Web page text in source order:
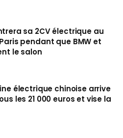
sa 2CV électrique au
pendant que BMW et
le salon
électrique chinoise arrive
les 21 000 euros et vise la